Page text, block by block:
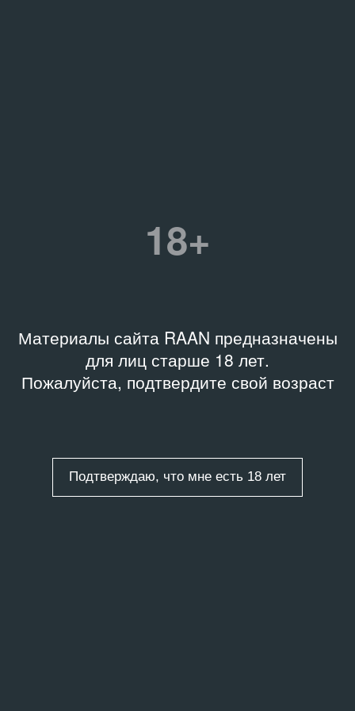
18+
Материалы сайта RAAN предназначены
для лиц старше 18 лет.
Пожалуйста, подтвердите свой возраст
Подтверждаю, что мне есть 18 лет